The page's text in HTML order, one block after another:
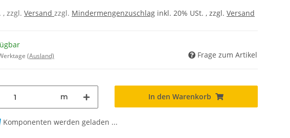
, zzgl. Versand zzgl. Mindermengenzuschlag inkl. 20% USt. , zzgl. Versand
(Ausland) Frage zum Artikel
m In den Warenkorb
Komponenten werden geladen ...